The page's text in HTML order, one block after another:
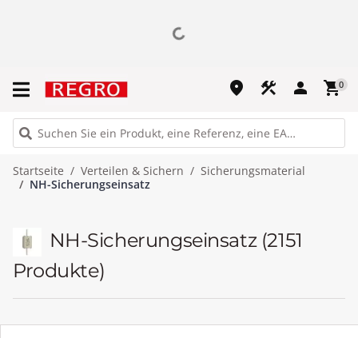
place construction person shopping_cart0
Startseite Verteilen & Sichern
Sicherungsmaterial
NH-Sicherungseinsatz
NH-Sicherungseinsatz (2151
Produkte)